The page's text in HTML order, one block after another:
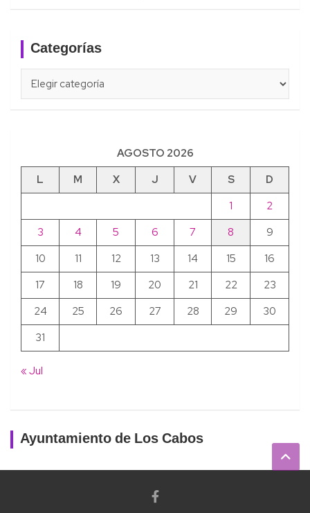
Categorías
AGOSTO 2026
L
M X J V S
D
1
2
3
4 5 6 7 8
9
10
11 12 13 14 15
16
17
18 19 20 21 22
23
24
25 26 27 28 29
30
31
« Jul
Ayuntamiento de Los Cabos